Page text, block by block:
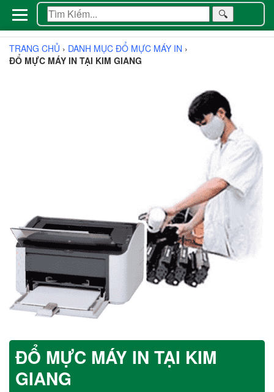
🔍
TRANG CHỦ › DANH MỤC ĐỔ MỰC MÁY IN ›
ĐỔ MỰC MÁY IN TẠI KIM GIANG
ĐỔ MỰC MÁY IN TẠI KIM
GIANG